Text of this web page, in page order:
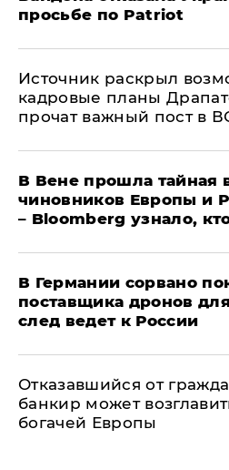
просьбе по Patriot
​Источник раскрыл
кадровые планы
прочат важный пост в
В Вене прошла тайная
чиновников Европы и
– Bloomberg узнало,
​В Германии сорвано
поставщика дронов
след ведет к России
Отказавшийся от
банкир может
богачей Европы